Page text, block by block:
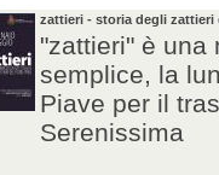
zattieri - storia degli zattieri
"zattieri" è una
semplice, la
Piave per il
Serenissima